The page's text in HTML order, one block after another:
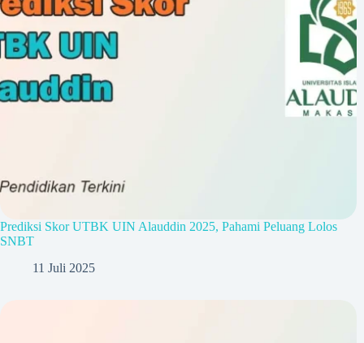
Prediksi Skor UTBK UIN Alauddin 2025, Pahami Peluang Lolos
SNBT
11 Juli 2025